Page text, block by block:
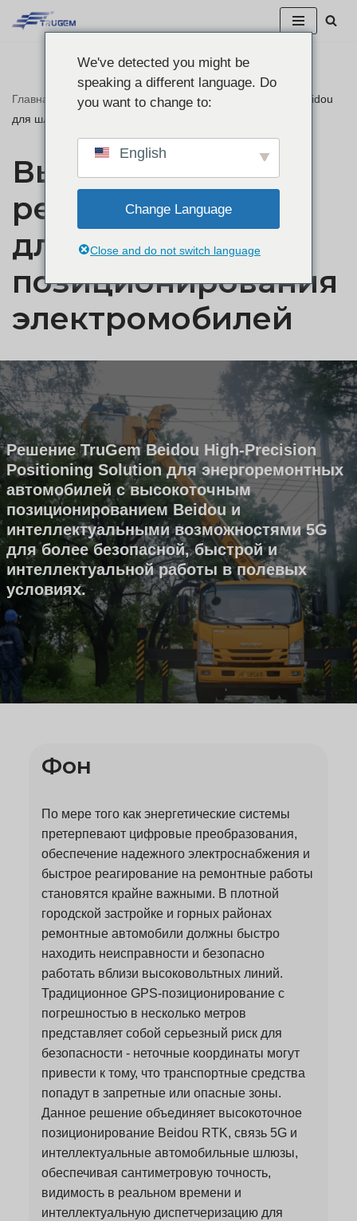
содержанию
Главная
Решение высокоточного позиционирования Beidou
для шлюза для электромобилей
Высокоточное
решение Beidou
для
позиционирования
электромобилей
Решение TruGem Beidou High-Precision
Positioning Solution для энергоремонтных
автомобилей с высокоточным
позиционированием Beidou и
интеллектуальными возможностями 5G
для более безопасной, быстрой и
интеллектуальной работы в полевых
условиях.
Фон
По мере того как энергетические системы
претерпевают цифровые преобразования,
обеспечение надежного электроснабжения и
быстрое реагирование на ремонтные работы
становятся крайне важными. В плотной
городской застройке и горных районах
ремонтные автомобили должны быстро
находить неисправности и безопасно
работать вблизи высоковольтных линий.
Традиционное GPS-позиционирование с
погрешностью в несколько метров
представляет собой серьезный риск для
безопасности - неточные координаты могут
привести к тому, что транспортные средства
попадут в запретные или опасные зоны.
Данное решение объединяет высокоточное
позиционирование Beidou RTK, связь 5G и
интеллектуальные автомобильные шлюзы,
обеспечивая сантиметровую точность,
видимость в реальном времени и
интеллектуальную диспетчеризацию для
We've detected you might be
speaking a different language. Do
you want to change to:
English
Change Language
Close and do not switch language